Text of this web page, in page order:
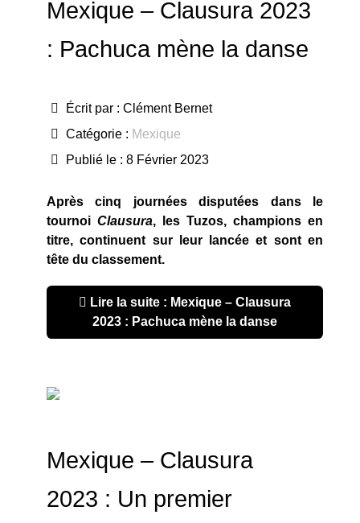
Mexique – Clausura 2023
: Pachuca mène la danse
Écrit par : Clément Bernet
Catégorie : Mexique
Publié le : 8 Février 2023
Après cinq journées disputées dans le
tournoi Clausura, les Tuzos, champions en
titre, continuent sur leur lancée et sont en
tête du classement.
Lire la suite : Mexique – Clausura
2023 : Pachuca mène la danse
Mexique – Clausura
2023 : Un premier